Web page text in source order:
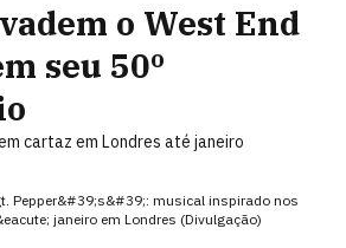
o West End
seu 50º
cartaz em Londres até janeiro
Pepper&#39;s&#39;: musical inspirado nos
janeiro em Londres (Divulgação)